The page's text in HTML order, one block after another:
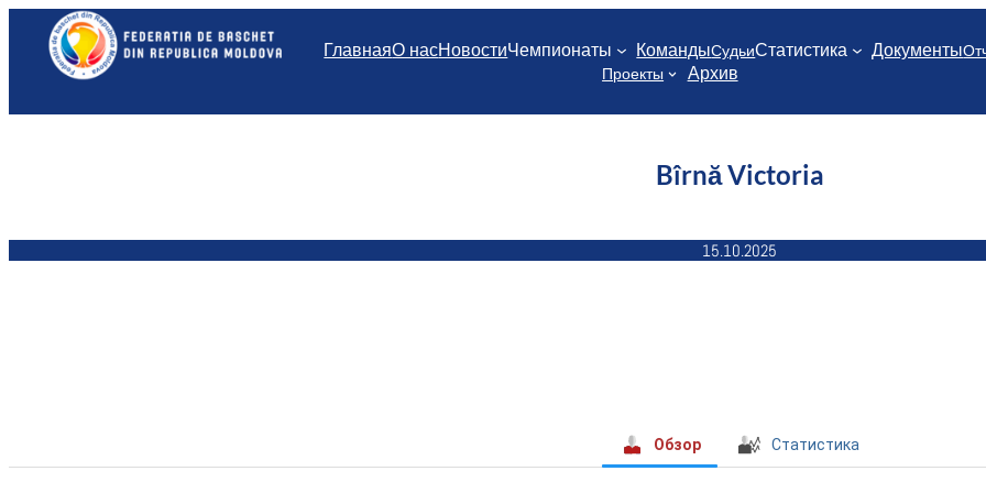
Перейти
содержимому
ГлавнаяО насНовостиЧемпионаты КомандыСудьиСтатистика Документы
Проекты
Архив
Bîrnă Victoria
15.10.2025
Обзор Статистика